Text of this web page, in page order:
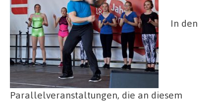
In den
Parallelveranstaltungen, die an diesem